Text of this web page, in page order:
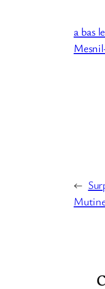
a bas
←